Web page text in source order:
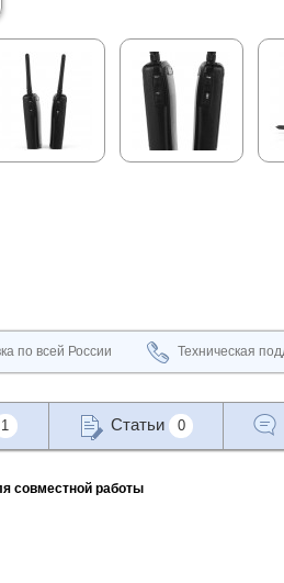
по всей России Техническая
1 Статьи 0
совместной работы